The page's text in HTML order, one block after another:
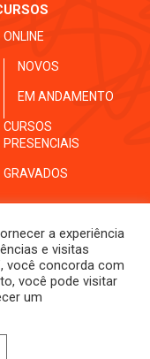
ONLINE
NOVOS
EM ANDAMENTO
CURSOS
PRESENCIAIS
GRAVADOS
a experiência
e visitas
você concorda com
você pode visitar
um